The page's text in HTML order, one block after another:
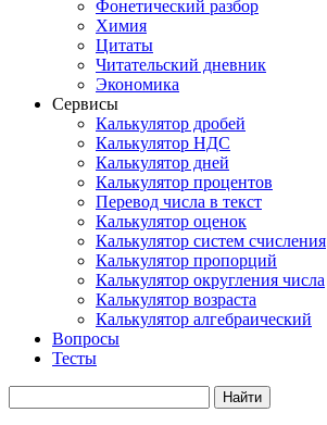
Фонетический разбор
Химия
Цитаты
Читательский дневник
Экономика
Сервисы
Калькулятор дробей
Калькулятор НДС
Калькулятор дней
Калькулятор процентов
Перевод числа в текст
Калькулятор оценок
Калькулятор систем счисления
Калькулятор пропорций
Калькулятор округления числа
Калькулятор возраста
Калькулятор алгебраический
Вопросы
Тесты
Найти